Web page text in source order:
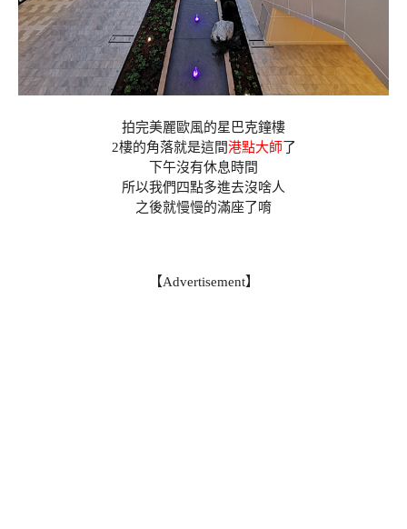
拍完美麗歐風的星巴克鐘樓
2樓的角落就是這間港點大師了
下午沒有休息時間
所以我們四點多進去沒啥人
之後就慢慢的滿座了唷
【Advertisement】